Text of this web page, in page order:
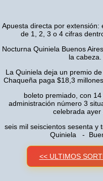
Apuesta directa por
de 1, 2, 3 o 4 cifras
Nocturna Quiniela Buenos
la
La Quiniela deja un premio
Chaqueña paga $18,3
boleto premiado, con
administración número 3
celebrada ayer
seis mil seiscientos sesenta
Quiniela -
<< ULTIMOS